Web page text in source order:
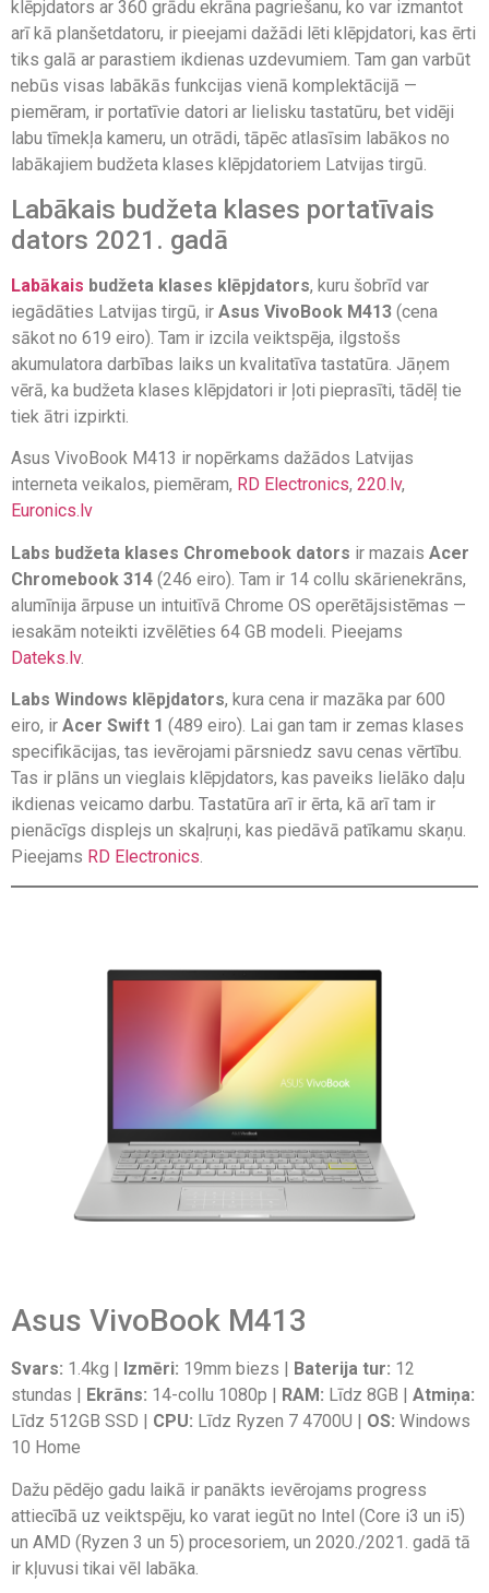
klēpjdators ar 360 grādu ekrāna pagriešanu, ko var izmantot
arī kā planšetdatoru, ir pieejami dažādi lēti klēpjdatori, kas ērti
tiks galā ar parastiem ikdienas uzdevumiem. Tam gan varbūt
nebūs visas labākās funkcijas vienā komplektācijā —
piemēram, ir portatīvie datori ar lielisku tastatūru, bet vidēji
labu tīmekļa kameru, un otrādi, tāpēc atlasīsim labākos no
labākajiem budžeta klases klēpjdatoriem Latvijas tirgū.
Labākais budžeta klases portatīvais
dators 2021. gadā
Labākais budžeta klases klēpjdators, kuru šobrīd var
iegādāties Latvijas tirgū, ir Asus VivoBook M413 (cena
sākot no 619 eiro). Tam ir izcila veiktspēja, ilgstošs
akumulatora darbības laiks un kvalitatīva tastatūra. Jāņem
vērā, ka budžeta klases klēpjdatori ir ļoti pieprasīti, tādēļ tie
tiek ātri izpirkti.
Asus VivoBook M413 ir nopērkams dažādos Latvijas
interneta veikalos, piemēram, RD Electronics, 220.lv,
Euronics.lv
Labs budžeta klases Chromebook dators ir mazais Acer
Chromebook 314 (246 eiro). Tam ir 14 collu skārienekrāns,
alumīnija ārpuse un intuitīvā Chrome OS operētājsistēmas —
iesakām noteikti izvēlēties 64 GB modeli. Pieejams
Dateks.lv.
Labs Windows klēpjdators, kura cena ir mazāka par 600
eiro, ir Acer Swift 1 (489 eiro). Lai gan tam ir zemas klases
specifikācijas, tas ievērojami pārsniedz savu cenas vērtību.
Tas ir plāns un vieglais klēpjdators, kas paveiks lielāko daļu
ikdienas veicamo darbu. Tastatūra arī ir ērta, kā arī tam ir
pienācīgs displejs un skaļruņi, kas piedāvā patīkamu skaņu.
Pieejams RD Electronics.
Asus VivoBook M413
Svars: 1.4kg | Izmēri: 19mm biezs | Baterija tur: 12
stundas |
Ekrāns: 14-collu 1080p | RAM: Līdz 8GB | Atmiņa:
Līdz 512GB SSD | CPU: Līdz Ryzen 7 4700U | OS: Windows
10 Home
Dažu pēdējo gadu laikā ir panākts ievērojams progress
attiecībā uz veiktspēju, ko varat iegūt no Intel (Core i3 un i5)
un AMD (Ryzen 3 un 5) procesoriem, un 2020./2021. gadā tā
ir kļuvusi tikai vēl labāka.